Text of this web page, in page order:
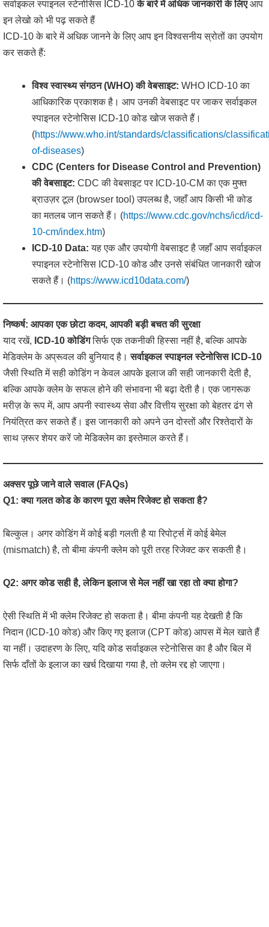
सर्वाइकल स्पाइनल स्टेनोसिस ICD-10के बारे में अधिक जानकारी के लिएआप
इन लेखो को भी पढ़ सकते हैं
ICD-10 के बारे में अधिक जानने के लिए आप इन विश्वसनीय स्रोतों का उपयोग
कर सकते हैं:
विश्व स्वास्थ्य संगठन (WHO) की वेबसाइट: WHO ICD-10 का
आधिकारिक प्रकाशक है। आप उनकी वेबसाइट पर जाकर सर्वाइकल
स्पाइनल स्टेनोसिस ICD-10 कोड खोज सकते हैं।
(https://www.who.int/standards/classifications/
of-diseases)
CDC (Centers for Disease Control and Prevention)
की वेबसाइट: CDC की वेबसाइट पर ICD-10-CM का एक मुफ्त
ब्राउज़र टूल (browser tool) उपलब्ध है, जहाँ आप किसी भी कोड
का मतलब जान सकते हैं। (https://www.cdc.gov/nchs/icd/icd-
10-cm/index.htm)
ICD-10 Data: यह एक और उपयोगी वेबसाइट है जहाँ आप सर्वाइकल
स्पाइनल स्टेनोसिस ICD-10 कोड और उनसे संबंधित जानकारी खोज
सकते हैं। (https://www.icd10data.com/)
निष्कर्ष: आपका एक छोटा कदम, आपकी बड़ी बचत की सुरक्षा
याद रखें, ICD-10 कोडिंगसिर्फ एक तकनीकी हिस्सा नहीं है, बल्कि आपके
मेडिक्लेम के अप्रूवल की बुनियाद है।सर्वाइकल स्पाइनल स्टेनोसिस ICD-10
जैसी स्थिति में सही कोडिंग न केवल आपके इलाज की सही जानकारी देती है,
बल्कि आपके क्लेम के सफल होने की संभावना भी बढ़ा देती है। एक जागरूक
मरीज़ के रूप में, आप अपनी स्वास्थ्य सेवा और वित्तीय सुरक्षा को बेहतर ढंग से
नियंत्रित कर सकते हैं। इस जानकारी को अपने उन दोस्तों और रिश्तेदारों के
साथ ज़रूर शेयर करें जो मेडिक्लेम का इस्तेमाल करते हैं।
अक्सर पूछे जाने वाले सवाल (FAQs)
Q1: क्या गलत कोड के कारण पूरा क्लेम रिजेक्ट हो सकता है?
बिल्कुल। अगर कोडिंग में कोई बड़ी गलती है या रिपोर्ट्स में कोई बेमेल
(mismatch) है, तो बीमा कंपनी क्लेम को पूरी तरह रिजेक्ट कर सकती है।
Q2: अगर कोड सही है, लेकिन इलाज से मेल नहीं खा रहा तो क्या होगा?
ऐसी स्थिति में भी क्लेम रिजेक्ट हो सकता है। बीमा कंपनी यह देखती है कि
निदान (ICD-10 कोड) और किए गए इलाज (CPT कोड) आपस में मेल खाते हैं
या नहीं। उदाहरण के लिए, यदि कोड सर्वाइकल स्टेनोसिस का है और बिल में
सिर्फ दाँतों के इलाज का खर्च दिखाया गया है, तो क्लेम रद्द हो जाएगा।